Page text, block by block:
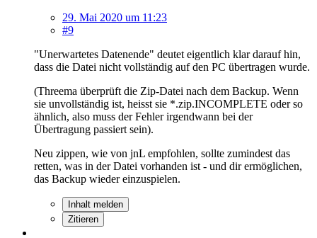
29. Mai 2020 um 11:23
#9
"Unerwartetes Datenende" deutet eigentlich klar darauf hin,
dass die Datei nicht vollständig auf den PC übertragen wurde.
(Threema überprüft die Zip-Datei nach dem Backup. Wenn
sie unvollständig ist, heisst sie *.zip.INCOMPLETE oder so
ähnlich, also muss der Fehler irgendwann bei der
Übertragung passiert sein).
Neu zippen, wie von jnL empfohlen, sollte zumindest das
retten, was in der Datei vorhanden ist - und dir ermöglichen,
das Backup wieder einzuspielen.
Inhalt melden
Zitieren